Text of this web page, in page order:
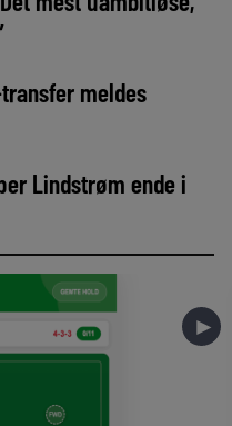
meldes
Lindstrøm ende i
►